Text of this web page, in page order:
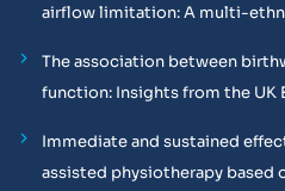
airflow limitation: A multi-
The association between
function: Insights from the UK
Immediate and sustained
assisted physiotherapy